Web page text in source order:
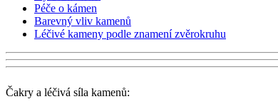
Péče o kámen
Barevný vliv kamenů
Léčivé kameny podle znamení zvěrokruhu
Čakry a léčivá síla kamenů: